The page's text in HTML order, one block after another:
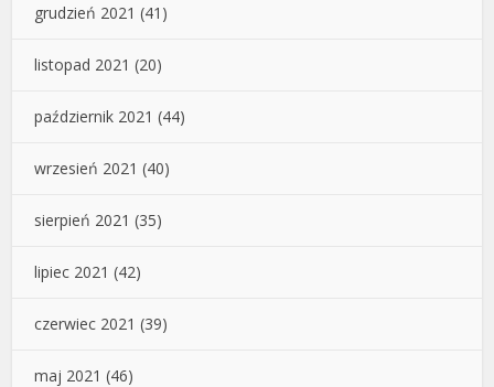
grudzień 2021 (41)
listopad 2021 (20)
październik 2021 (44)
wrzesień 2021 (40)
sierpień 2021 (35)
lipiec 2021 (42)
czerwiec 2021 (39)
maj 2021 (46)